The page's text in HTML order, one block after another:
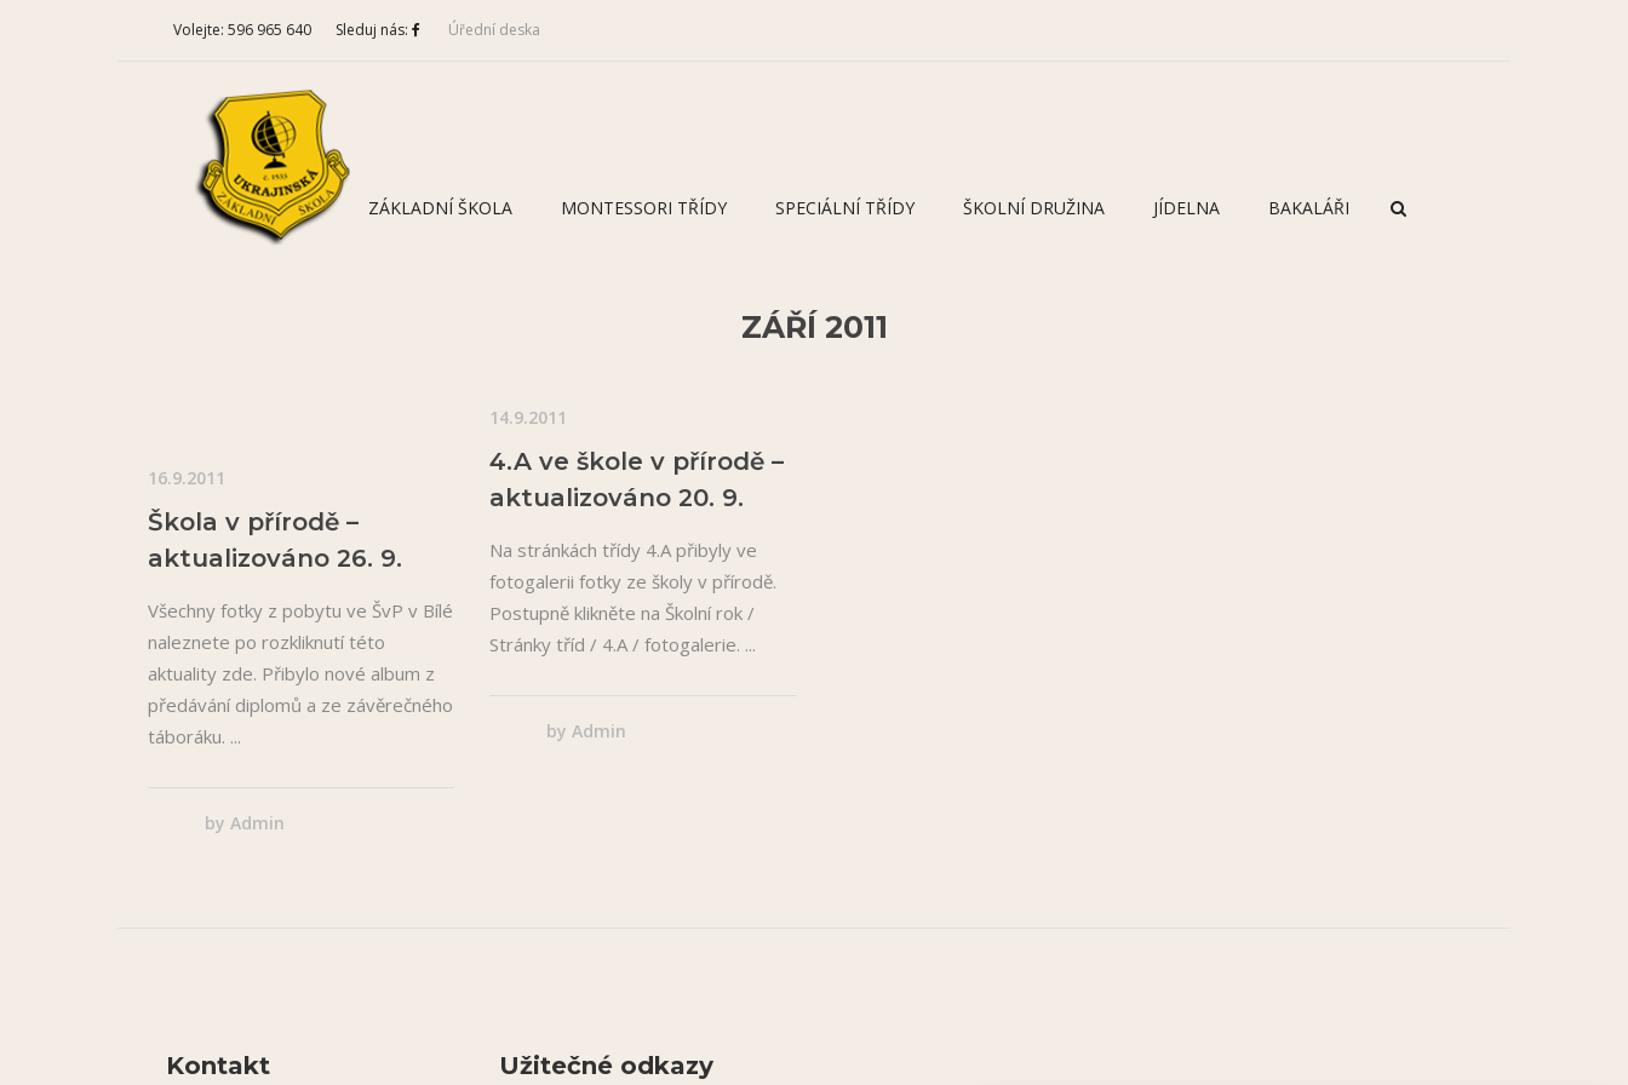
Volejte: 596 965 640 Sleduj nás: Úřední deska
ZÁKLADNÍ ŠKOLA MONTESSORI TŘÍDY SPECIÁLNÍ TŘÍDY ŠKOLNÍ DRUŽINA JÍDELNA BAKALÁŘI
ZÁŘÍ 2011
16.9.2011
Škola v přírodě –
aktualizováno 26. 9.
Všechny fotky z pobytu ve ŠvP v Bílé
naleznete po rozkliknutí této
aktuality zde. Přibylo nové album z
předávání diplomů a ze závěrečného
táboráku.
by Admin
14.9.2011
4.A ve škole v přírodě –
aktualizováno 20. 9.
Na stránkách třídy 4.A přibyly ve
fotogalerii fotky ze školy v přírodě.
Postupně klikněte na Školní rok /
Stránky tříd / 4.A / fotogalerie.
by Admin
Kontakt Užitečné odkazy